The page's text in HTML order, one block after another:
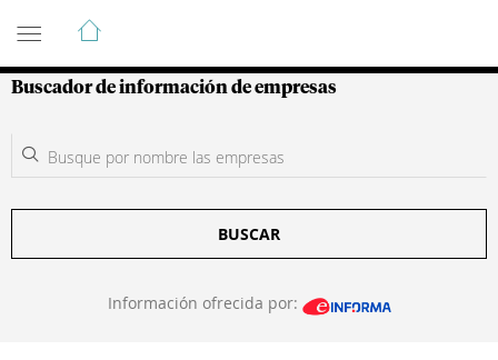
Guía de Empresas Colombianas
Buscador de información de empresas
BUSCAR
Información ofrecida por: